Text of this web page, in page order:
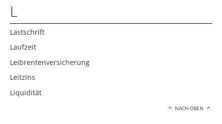
L
Lastschrift
Laufzeit
Leibrentenversicherung
Leitzins
Liquidität
NACH OBEN